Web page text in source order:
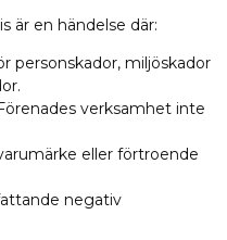
är en händelse där:
personskador, miljöskador
verksamhet inte
eller förtroende
negativ